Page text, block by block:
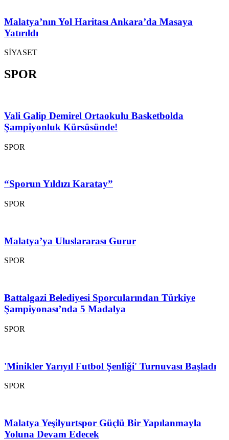
Malatya’nın Yol Haritası Ankara’da Masaya
Yatırıldı
SİYASET
SPOR
Vali Galip Demirel Ortaokulu Basketbolda
Şampiyonluk Kürsüsünde!
SPOR
“Sporun Yıldızı Karatay”
SPOR
Malatya’ya Uluslararası Gurur
SPOR
Battalgazi Belediyesi Sporcularından Türkiye
Şampiyonası’nda 5 Madalya
SPOR
'Minikler Yarıyıl Futbol Şenliği' Turnuvası Başladı
SPOR
Malatya Yeşilyurtspor Güçlü Bir Yapılanmayla
Yoluna Devam Edecek